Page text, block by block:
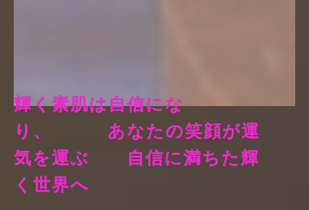
輝く素肌は自信にな
り 、 あなた の笑顔が運
気を運ぶ 自信に満ち た 輝
く 世界へ